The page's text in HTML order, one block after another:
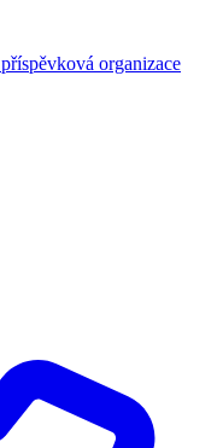
příspěvková organizace